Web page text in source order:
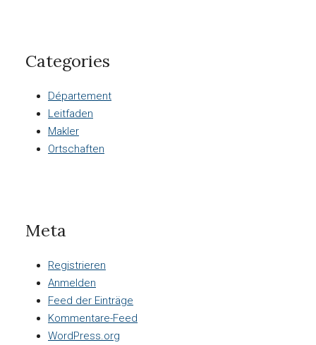
Categories
Département
Leitfaden
Makler
Ortschaften
Meta
Registrieren
Anmelden
Feed der Einträge
Kommentare-Feed
WordPress.org